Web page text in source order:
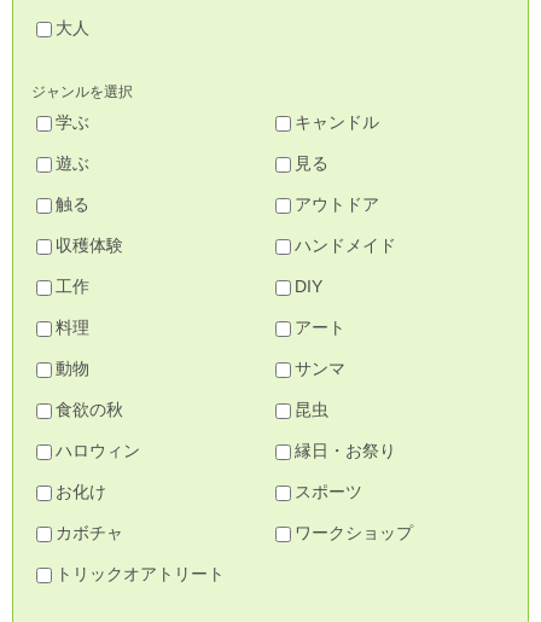
大人
ジャンルを選択
学ぶ キャンドル
遊ぶ 見る
触る アウトドア
収穫体験 ハンドメイド
工作 DIY
料理 アート
動物 サンマ
食欲の秋 昆虫
ハロウィン 縁日・お祭り
お化け スポーツ
カボチャ ワークショップ
トリックオアトリート